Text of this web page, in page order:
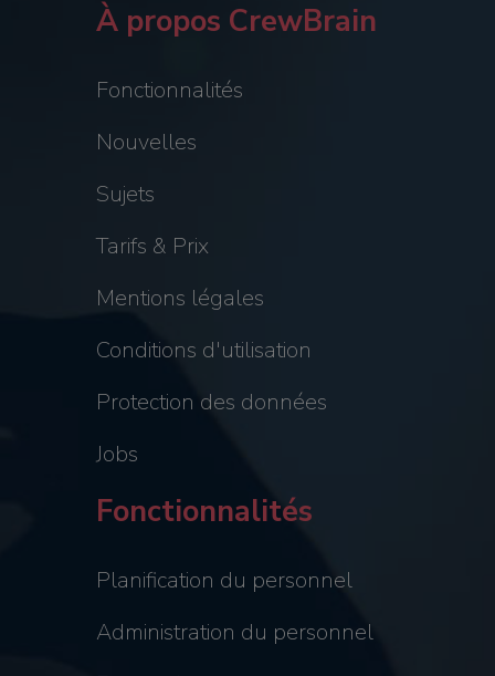
À propos CrewBrain
Fonctionnalités
Nouvelles
Sujets
Tarifs & Prix
Mentions légales
Conditions d'utilisation
Protection des données
Jobs
Fonctionnalités
Planification du personnel
Administration du personnel